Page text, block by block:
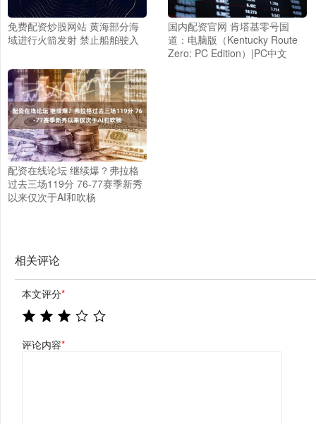
免费配资炒股网站 黄海部分海
域进行火箭发射 禁止船舶驶入
国内配资官网 肯塔基零号国
道：电脑版（Kentucky Route
Zero: PC Edition）|PC中文
配资在线论坛 继续爆？弗拉格
过去三场119分 76-77赛季新秀
以来仅次于AI和吹杨
相关评论
本文评分*
评论内容*